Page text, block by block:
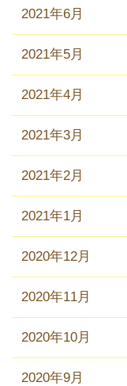
2021年6月
2021年5月
2021年4月
2021年3月
2021年2月
2021年1月
2020年12月
2020年11月
2020年10月
2020年9月